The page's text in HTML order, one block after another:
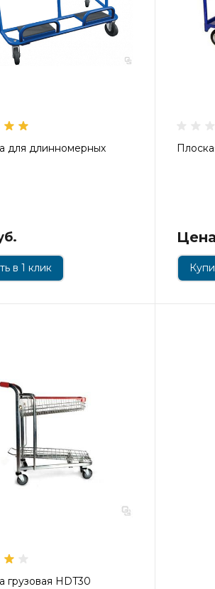
для длинномерных
в 1 клик
грузовая HDT30